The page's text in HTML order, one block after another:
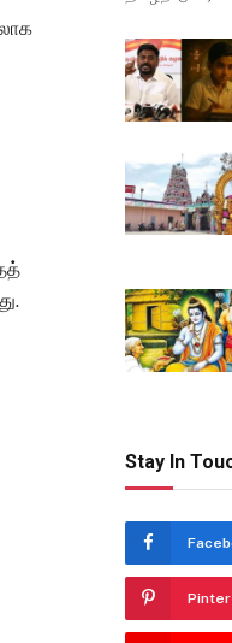
Stay In